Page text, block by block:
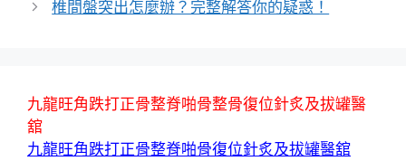
椎間盤突出怎麼辦？完整解答你的疑惑！
九龍旺角跌打正骨整脊啪骨整骨復位針炙及拔罐醫
舘
九龍旺角跌打正骨整脊啪骨復位針炙及拔罐醫舘